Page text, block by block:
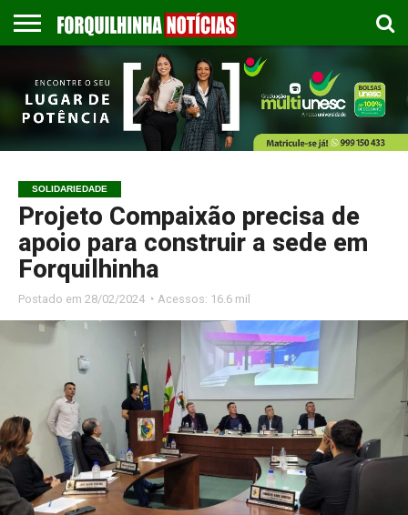
EMPREGOS
ESPORTES
PUBLICAÇÃO
LEGAL
GASTRONOMIA
CONTATO
SOLIDARIEDADE
Projeto Compaixão precisa de
apoio para construir a sede em
Forquilhinha
Postado em 28/02/2024 ◔ Acessos: 16.6 mil